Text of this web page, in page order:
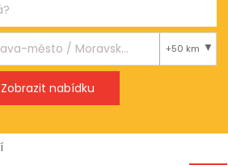
+50 km